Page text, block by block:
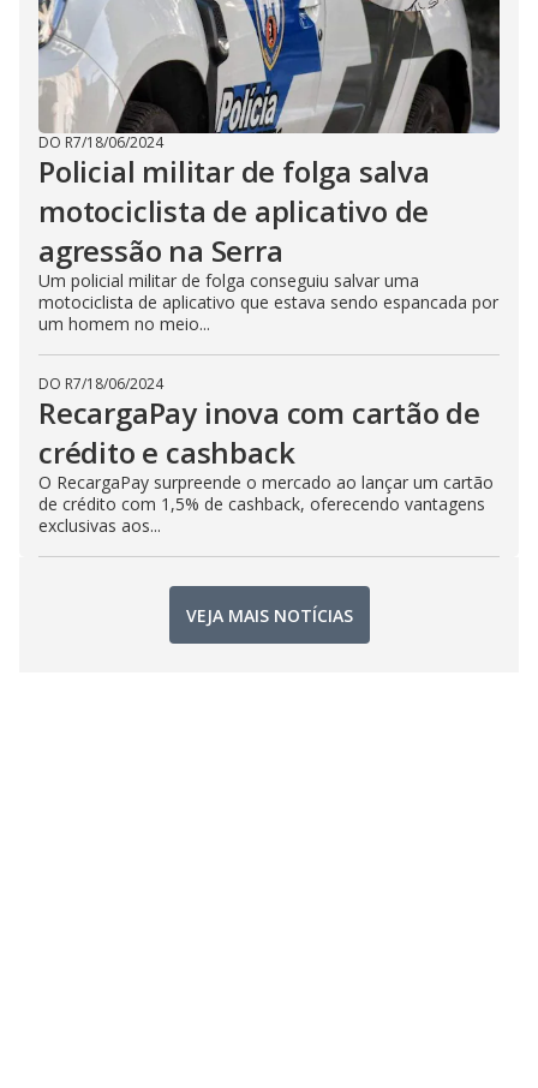
DO R7/18/06/2024
Policial militar de folga salva
motociclista de aplicativo de
agressão na Serra
Um policial militar de folga conseguiu salvar uma
motociclista de aplicativo que estava sendo espancada por
um homem no meio...
DO R7/18/06/2024
RecargaPay inova com cartão de
crédito e cashback
O RecargaPay surpreende o mercado ao lançar um cartão
de crédito com 1,5% de cashback, oferecendo vantagens
exclusivas aos...
VEJA MAIS NOTÍCIAS